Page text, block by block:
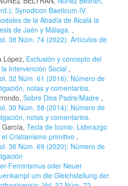
Synodicon Baeticum IV.
de la Abadía de Alcalá la
de Jaén y Málaga. ,
38 Núm. 74 (2022): Artículos de
López, Exclusión y concepto del
Intervención Social ,
32 Núm. 61 (2016): Número de
notas y comentarios.
Sobre Dios Padre/Madre ,
30 Núm. 58 (2014): Número de
notas y comentarios.
Tecla de Iconio. Liderazgo
Cristianismo primitivo ,
36 Núm. 69 (2020): Número de
Feminismus oder Neuer
um die Gleichstellung der